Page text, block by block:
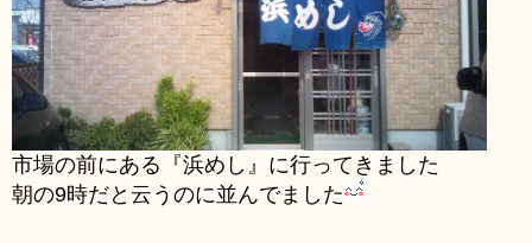
市場の前にある『浜めし』に行ってきました
朝の9時だと云うのに並んでました